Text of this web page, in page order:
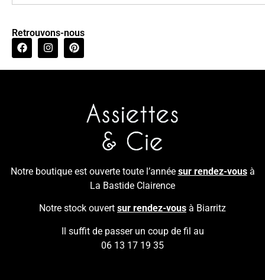
Retrouvons-nous
Notre boutique est ouverte toute l’année sur rendez-vousà
La Bastide Clairence
Notre stock ouvert sur rendez-vous à Biarritz
Il suffit de passer un coup de fil au
06 13 17 19 35